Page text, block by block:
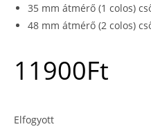
35 mm átmérő (1 colos)
48 mm átmérő (2 colos)
11900Ft
Elfogyott